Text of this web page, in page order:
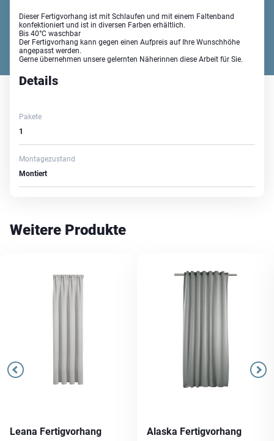
Dieser Fertigvorhang ist mit Schlaufen und mit einem Faltenband
konfektioniert und ist in diversen Farben erhältlich.
Bis 40°C waschbar
Der Fertigvorhang kann gegen einen Aufpreis auf Ihre Wunschhöhe
angepasst werden.
Gerne übernehmen unsere gelernten Näherinnen diese Arbeit für Sie.
Details
Pakete
1
Montagezustand
Montiert
Weitere Produkte
Leana Fertigvorhang
Alaska Fertigvorhang